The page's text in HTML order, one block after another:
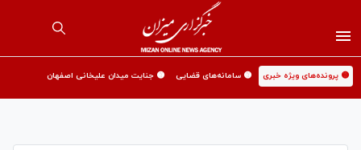
🟡 پرونده‌های ویژه خبری 🟡 سامانه‌های قضایی 🟡 جنایت میدان علیخانی اصفهان